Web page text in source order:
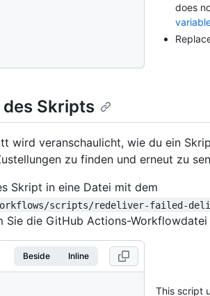
does
Skripts
wird veranschaulicht, wie du ein
zu finden und erneut zu
Skript in eine Datei mit dem
scripts/redeliver-failed-
Sie die GitHub Actions-
Beside Inline
This script